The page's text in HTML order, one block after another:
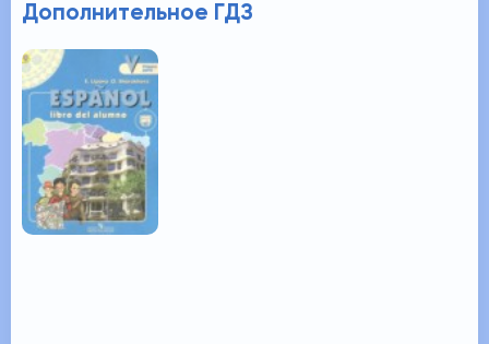
Дополнительное ГДЗ